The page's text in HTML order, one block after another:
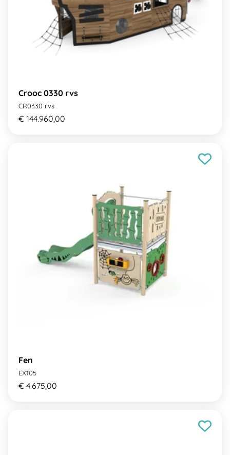
Crooc 0330 rvs
CR0330 rvs
€ 144.960,00
Fen
EX105
€ 4.675,00